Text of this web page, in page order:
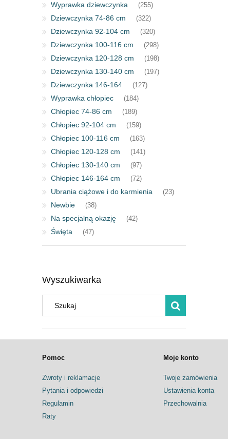
Wyprawka dziewczynka (255)
Dziewczynka 74-86 cm (322)
Dziewczynka 92-104 cm (320)
Dziewczynka 100-116 cm (298)
Dziewczynka 120-128 cm (198)
Dziewczynka 130-140 cm (197)
Dziewczynka 146-164 (127)
Wyprawka chłopiec (184)
Chłopiec 74-86 cm (189)
Chłopiec 92-104 cm (159)
Chłopiec 100-116 cm (163)
Chłopiec 120-128 cm (141)
Chłopiec 130-140 cm (97)
Chłopiec 146-164 cm (72)
Ubrania ciążowe i do karmienia (23)
Newbie (38)
Na specjalną okazję (42)
Święta (47)
Wyszukiwarka
Pomoc
Zwroty i reklamacje
Pytania i odpowiedzi
Regulamin
Raty
Moje konto
Twoje zamówienia
Ustawienia konta
Przechowalnia